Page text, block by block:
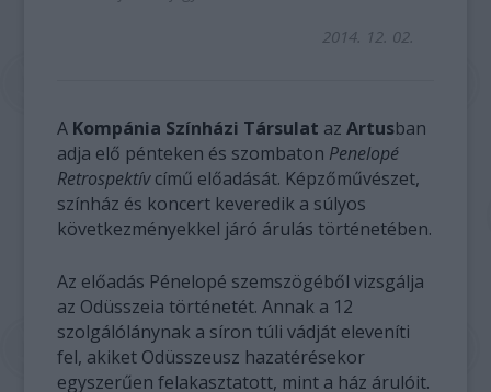
2014. 12. 02.
A Kompánia Színházi Társulat azArtusban
adja elő pénteken és szombaton Penelopé
Retrospektívcímű előadását. Képzőművészet,
színház és koncert keveredik a súlyos
következményekkel járó árulás történetében.
Az előadás Pénelopé szemszögéből vizsgálja
az Odüsszeia történetét. Annak a 12
szolgálólánynak a síron túli vádját eleveníti
fel, akiket Odüsszeusz hazatérésekor
egyszerűen felakasztatott, mint a ház árulóit.